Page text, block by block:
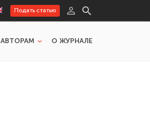
Подать статью
АВТОРАМ О ЖУРНАЛЕ